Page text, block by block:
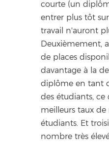
courte (un
entrer plus tôt
travail n'auront
Deuxièmement,
de places
davantage à la
diplôme en tant
des étudiants,
meilleurs taux de
étudiants. Et
nombre très